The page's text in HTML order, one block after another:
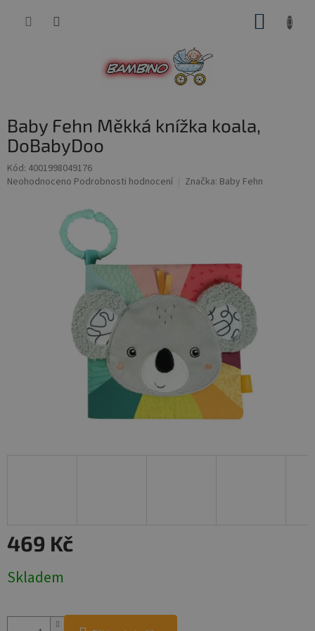
Baby Fehn Měkká knížka koala,
DoBabyDoo
Kód: 4001998049176
Průměrné
Neohodnoceno Podrobnosti hodnocení Značka: Baby Fehn
469 Kč
cena:
Skladem